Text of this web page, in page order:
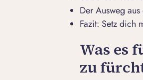
Der Ausweg
Fazit: Setz dich
Was es
zu